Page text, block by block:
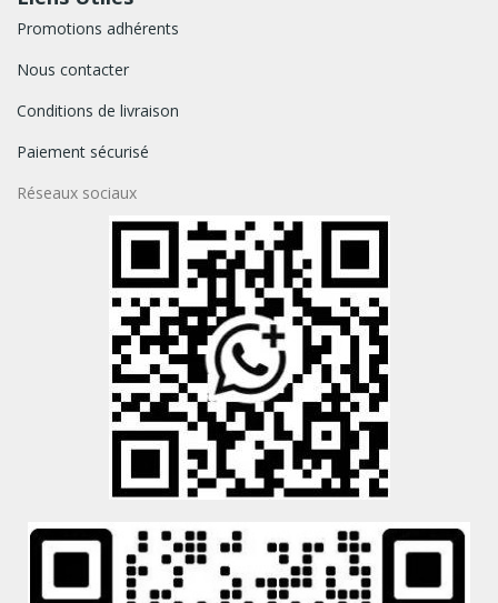
Promotions adhérents
Nous contacter
Conditions de livraison
Paiement sécurisé
Réseaux sociaux